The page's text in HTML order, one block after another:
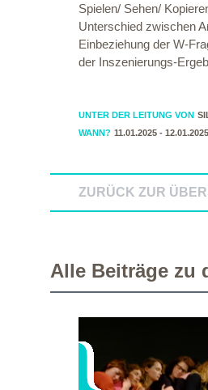
Spielen/ Sehen/
Unterschied zwischen
Einbeziehung der W-
der Inszenierungs-
UNTER DER LEITUNG VON
WANN? 11.01.2025 -
ZURÜCK ZUR
Alle Beiträge zu